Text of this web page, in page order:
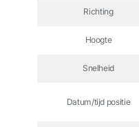
Richting
Hoogte
Snelheid
Datum/tijd positie